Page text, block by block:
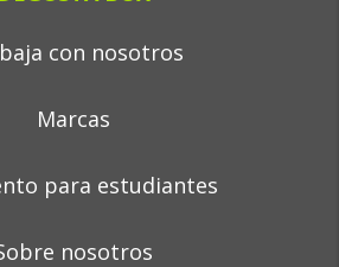
con nosotros
Marcas
para estudiantes
nosotros